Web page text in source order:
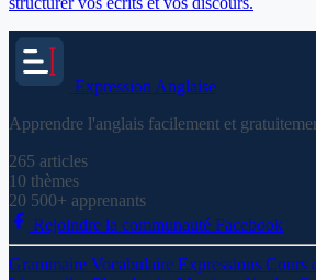
Expression Anglaise
Apprendre l'anglais facilement et
265 articles
10 thèmes
20 500+ apprenants
Rejoindre la communauté Facebook
Grammaire Vocabulaire Expressions Cours